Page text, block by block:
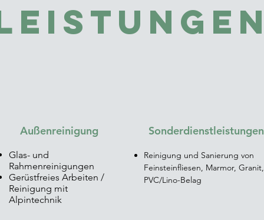
Sonderdienstleistungen
Reinigung und Sanierung von
Feinsteinfliesen, Marmor, Granit,
PVC/Lino-Belag
Außenreinigung
Glas- und
Rahmenreinigungen
Gerüstfreies Arbeiten /
Reinigung mit
Alpintechnik